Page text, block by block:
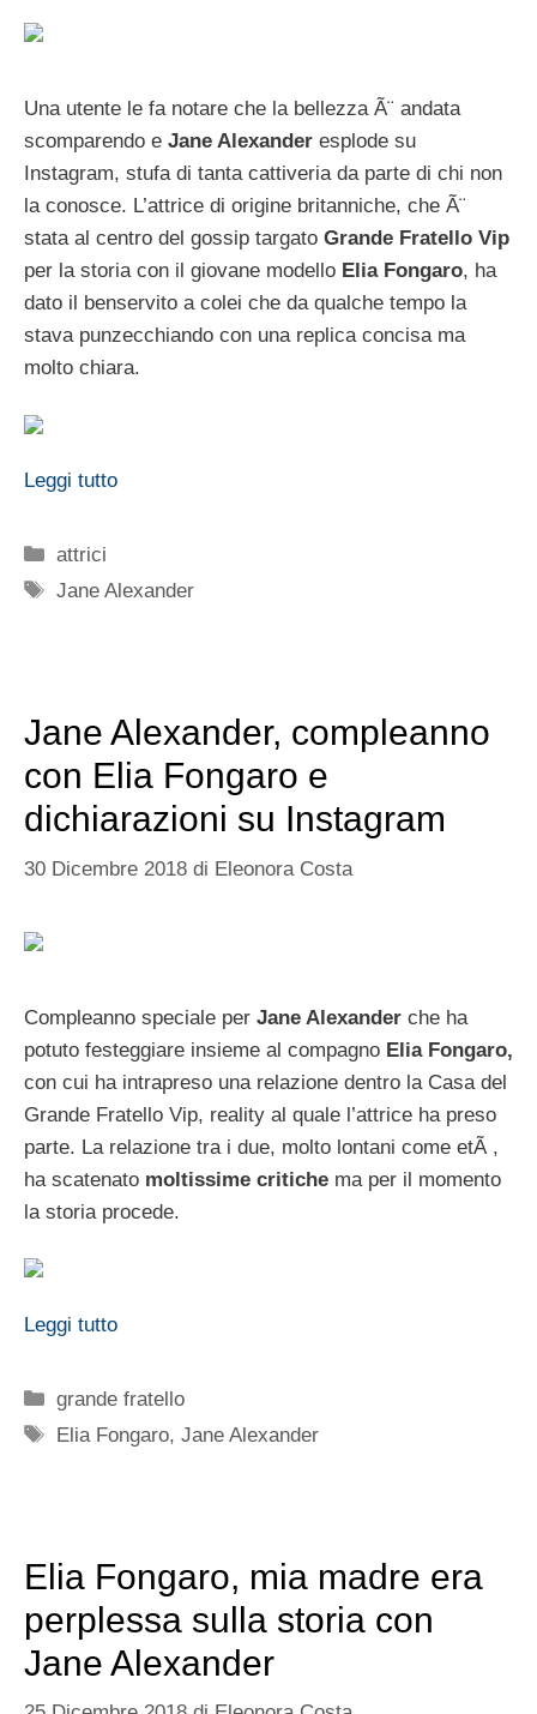
Una utente le fa notare che la bellezza Ã¨ andata
scomparendo e Jane Alexander esplode su
Instagram, stufa di tanta cattiveria da parte di chi non
la conosce. L’attrice di origine britanniche, che Ã¨
stata al centro del gossip targato Grande Fratello Vip
per la storia con il giovane modello Elia Fongaro, ha
dato il benservito a colei che da qualche tempo la
stava punzecchiando con una replica concisa ma
molto chiara.
Leggi tutto
Categorie
attrici
Tag
Jane Alexander
Jane Alexander, compleanno
con Elia Fongaro e
dichiarazioni su Instagram
30 Dicembre 2018 di Eleonora Costa
Compleanno speciale per Jane Alexander che ha
potuto festeggiare insieme al compagno Elia Fongaro,
con cui ha intrapreso una relazione dentro la Casa del
Grande Fratello Vip, reality al quale l’attrice ha preso
parte. La relazione tra i due, molto lontani come etÃ ,
ha scatenato moltissime critiche ma per il momento
la storia procede.
Leggi tutto
Categorie
grande fratello
Tag
Elia Fongaro,Jane Alexander
Elia Fongaro, mia madre era
perplessa sulla storia con
Jane Alexander